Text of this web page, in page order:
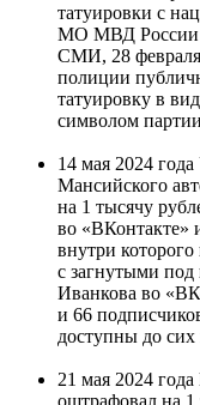
татуировки с
МО МВД России
СМИ, 28 февраля
полиции
татуировку в
символом
14 мая 2024
Мансийского
на 1 тысячу
во «ВКонтакте»
внутри которого
с загнутыми
Иванкова во
и 66
доступны до сих
21 мая 2024
оштрафовал на